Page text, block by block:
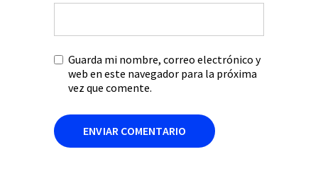
Guarda mi nombre, correo electrónico y
web en este navegador para la próxima
vez que comente.